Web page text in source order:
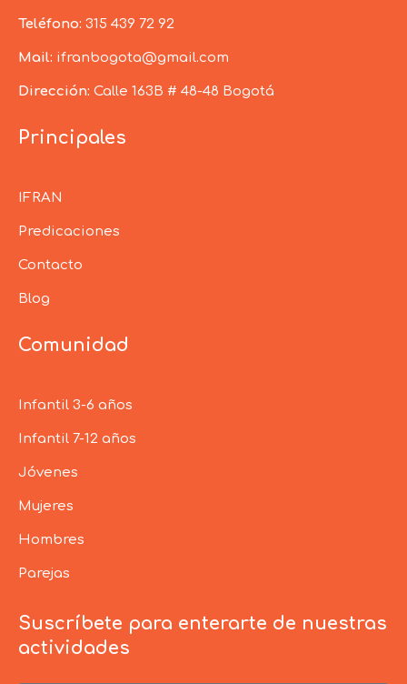
Teléfono: 315 439 72 92
Mail: ifranbogota@gmail.com
Dirección: Calle 163B # 48-48 Bogotá
Principales
IFRAN
Predicaciones
Contacto
Blog
Comunidad
Infantil 3-6 años
Infantil 7-12 años
Jóvenes
Mujeres
Hombres
Parejas
Suscríbete para enterarte de nuestras
actividades